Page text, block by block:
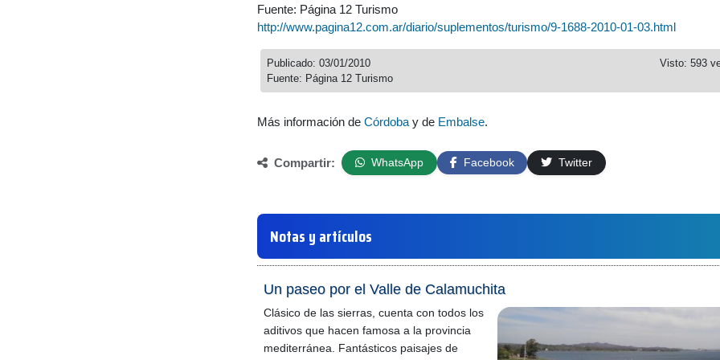
Fuente: Página 12 Turismo
http://www.pagina12.com.ar/diario/suplementos/turismo/9-1688-2010-01-03.html
Visto: 593
Publicado: 03/01/2010
Fuente: Página 12 Turismo
Más información de Córdoba y de Embalse.
Compartir: WhatsApp Facebook Twitter
Notas y artículos
Un paseo por el Valle de Calamuchita
Clásico de las sierras, cuenta con todos los
aditivos que hacen famosa a la provincia
mediterránea. Fantásticos paisajes de